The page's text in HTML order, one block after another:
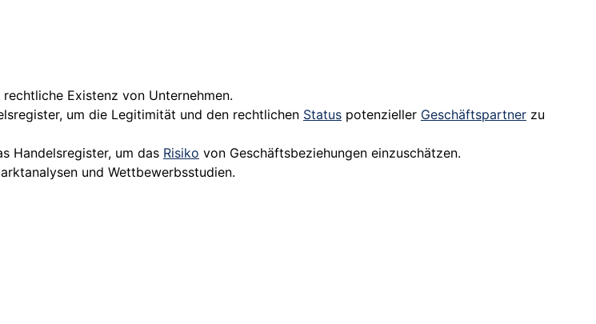
Existenz von Unternehmen.
um die Legitimität und den rechtlichen Status potenzieller Geschäftspartner zu
Handelsregister, um das Risiko von Geschäftsbeziehungen einzuschätzen.
und Wettbewerbsstudien.